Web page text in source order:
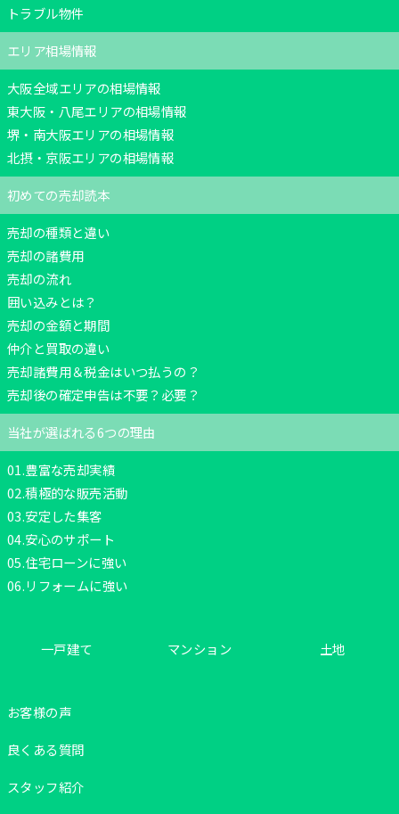
トラブル物件
エリア相場情報
大阪全域エリアの相場情報
東大阪・八尾エリアの相場情報
堺・南大阪エリアの相場情報
北摂・京阪エリアの相場情報
初めての売却読本
売却の種類と違い
売却の諸費用
売却の流れ
囲い込みとは？
売却の金額と期間
仲介と買取の違い
売却諸費用＆税金はいつ払うの？
売却後の確定申告は不要？必要？
当社が選ばれる6つの理由
01.豊富な売却実績
02.積極的な販売活動
03.安定した集客
04.安心のサポート
05.住宅ローンに強い
06.リフォームに強い
一戸建て マンション 土地
お客様の声
良くある質問
スタッフ紹介